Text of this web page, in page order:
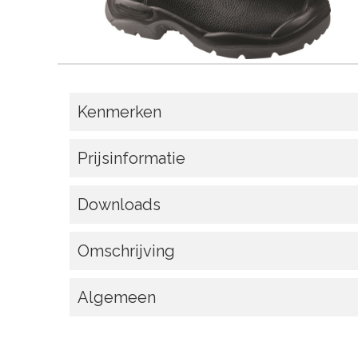
Kenmerken
Prijsinformatie
Downloads
Omschrijving
Algemeen